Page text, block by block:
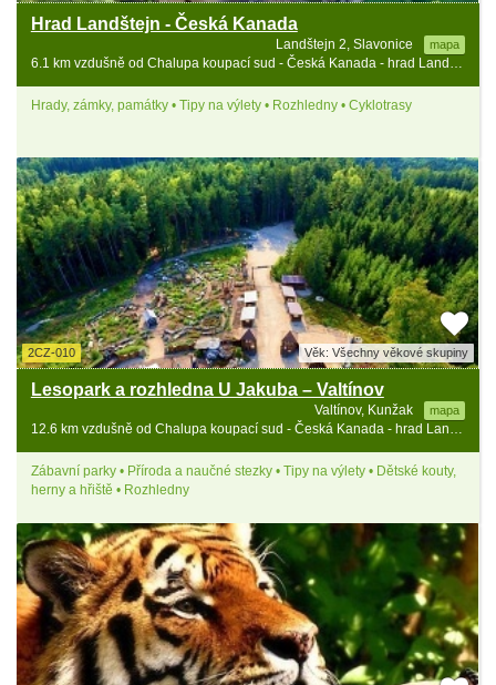
Hrad Landštejn - Česká Kanada
Landštejn 2, Slavonice mapa
6.1 km vzdušně od Chalupa koupací sud - Česká Kanada - hrad Landštejn
Hrady, zámky, památky • Tipy na výlety • Rozhledny • Cyklotrasy
2CZ-010 Věk: Všechny věkové skupiny
Lesopark a rozhledna U Jakuba – Valtínov
Valtínov, Kunžak mapa
12.6 km vzdušně od Chalupa koupací sud - Česká Kanada - hrad Landštejn
Zábavní parky • Příroda a naučné stezky • Tipy na výlety • Dětské kouty,
herny a hřiště • Rozhledny